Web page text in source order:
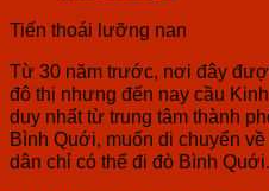
Tiến thoái lưỡng nan
Từ 30 năm trước, nơi đây
đô thị nhưng đến nay cầu
duy nhất từ trung tâm thành
Bình Quới, muốn di chuyển
dân chỉ có thể đi đò Bình Quới.